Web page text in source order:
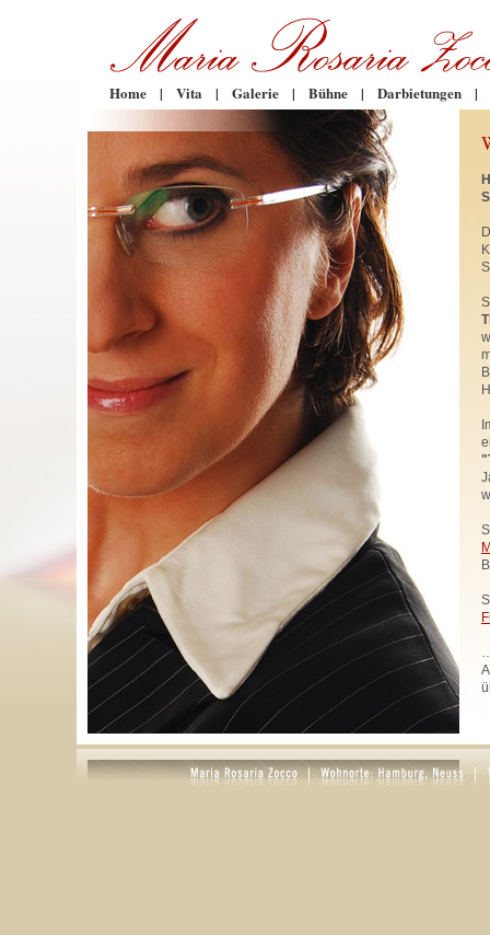
Home | Vita | Galerie | Bühne | Darbietungen |